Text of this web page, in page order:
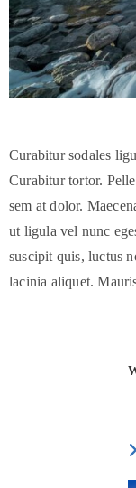
Curabitur sodales
Curabitur tortor.
sem at dolor.
ut ligula vel nunc
suscipit quis, luctus
lacinia aliquet.